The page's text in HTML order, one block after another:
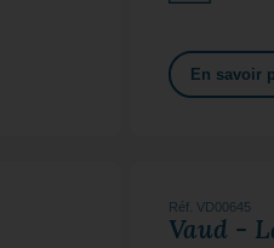
En savoir
Réf. VD00645
Vaud -